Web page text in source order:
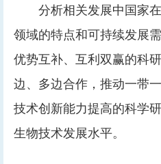
分析相关发展中国家
领域的特点和可持续发展
优势互补、互利双赢的科
边、多边合作，推动一带
技术创新能力提高的科学
生物技术发展水平。